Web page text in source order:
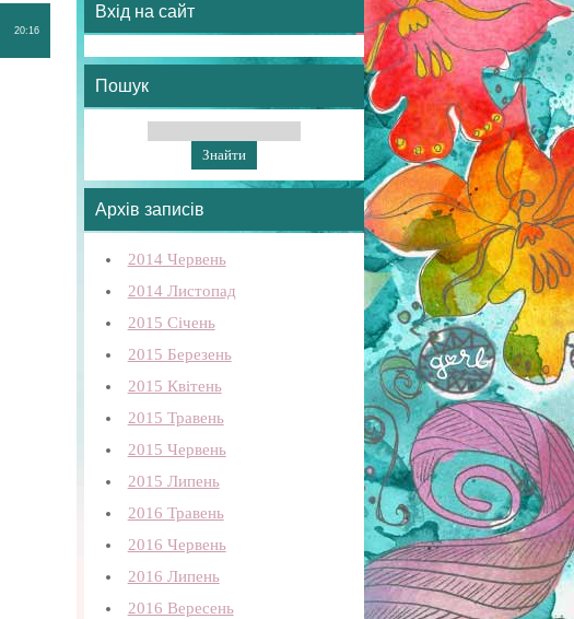
20:16
Вхід на сайт
Пошук
Архів записів
2014 Червень
2014 Листопад
2015 Січень
2015 Березень
2015 Квітень
2015 Травень
2015 Червень
2015 Липень
2016 Травень
2016 Червень
2016 Липень
2016 Вересень